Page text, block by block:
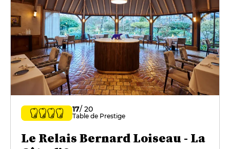
17/ 20
Table de Prestige
Le Relais Bernard Loiseau - La